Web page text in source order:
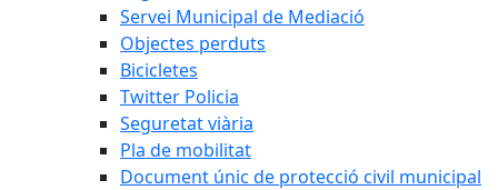
Servei Municipal de Mediació
Objectes perduts
Bicicletes
Twitter Policia
Seguretat viària
Pla de mobilitat
Document únic de protecció civil municipal